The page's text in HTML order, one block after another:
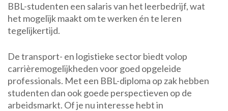
BBL-studenten een salaris van het leerbedrijf, wat
het mogelijk maakt om te werken én te leren
tegelijkertijd.
De transport- en logistieke sector biedt volop
carrièremogelijkheden voor goed opgeleide
professionals. Met een BBL-diploma op zak hebben
studenten dan ook goede perspectieven op de
arbeidsmarkt. Of je nu interesse hebt in